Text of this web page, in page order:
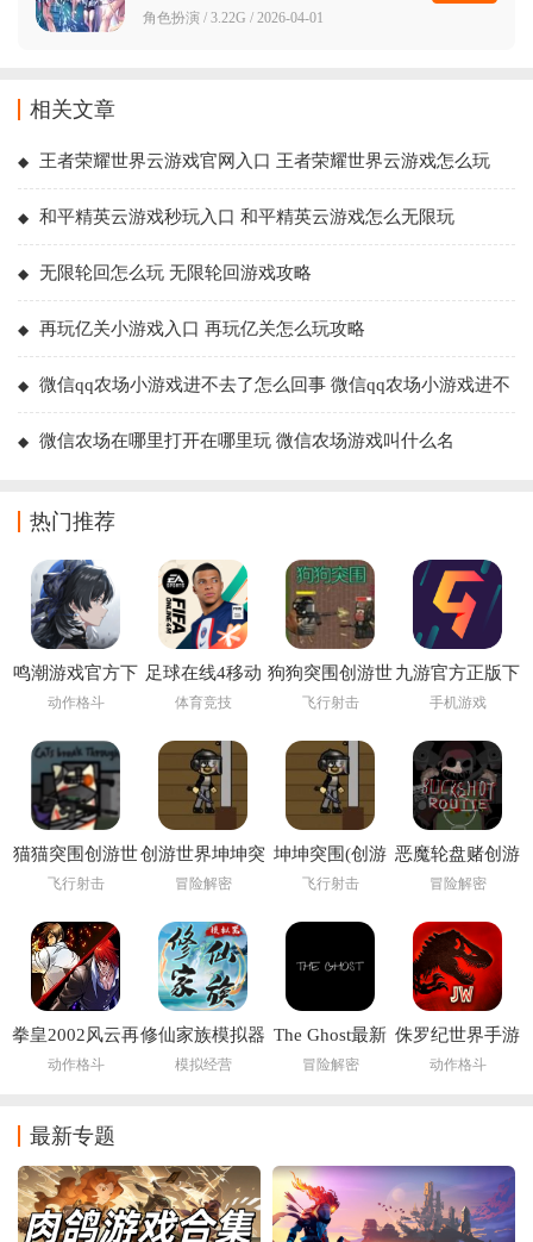
角色扮演 / 3.22G / 2026-04-01
相关文章
王者荣耀世界云游戏官网入口 王者荣耀世界云游戏怎么玩
和平精英云游戏秒玩入口 和平精英云游戏怎么无限玩
无限轮回怎么玩 无限轮回游戏攻略
再玩亿关小游戏入口 再玩亿关怎么玩攻略
微信qq农场小游戏进不去了怎么回事 微信qq农场小游戏进不
微信农场在哪里打开在哪里玩 微信农场游戏叫什么名
热门推荐
鸣潮游戏官方下
载
动作格斗
足球在线4移动
版下载安装
M)
体育竞技
狗狗突围创游世
界
飞行射击
九游官方正版下
载
手机游戏
猫猫突围创游世
界
飞行射击
创游世界坤坤突
围小游戏
冒险解密
坤坤突围(创游
世界)
飞行射击
恶魔轮盘赌创游
版(创游世界)
冒险解密
拳皇2002风云再
起
动作格斗
修仙家族模拟器
6.2
模拟经营
The Ghost最新
版下载2026
冒险解密
侏罗纪世界手游
(Jurassic World
动作格斗
最新专题